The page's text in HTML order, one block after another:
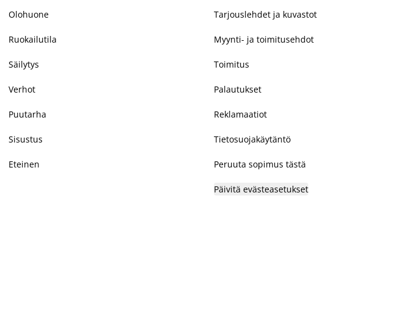
Olohuone
Ruokailutila
Säilytys
Verhot
Puutarha
Sisustus
Eteinen
Tarjouslehdet ja kuvastot
Myynti- ja toimitusehdot
Toimitus
Palautukset
Reklamaatiot
Tietosuojakäytäntö
Peruuta sopimus tästä
Päivitä evästeasetukset